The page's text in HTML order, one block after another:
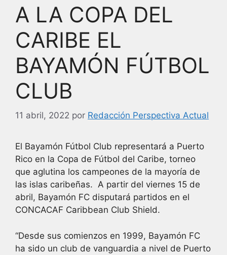
A LA COPA DEL
CARIBE EL
BAYAMÓN FÚTBOL
CLUB
11 abril, 2022 por Redacción Perspectiva Actual
El Bayamón Fútbol Club representará a Puerto
Rico en la Copa de Fútbol del Caribe, torneo
que aglutina los campeones de la mayoría de
las islas caribeñas. A partir del viernes 15 de
abril, Bayamón FC disputará partidos en el
CONCACAF Caribbean Club Shield.
“Desde sus comienzos en 1999, Bayamón FC
ha sido un club de vanguardia a nivel de Puerto